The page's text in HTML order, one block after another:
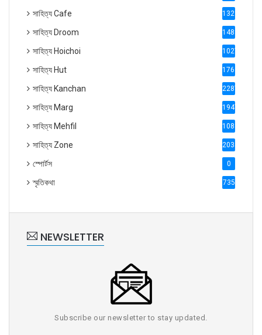
সাহিত্য Cafe 1321
সাহিত্য Droom 1488
সাহিত্য Hoichoi 1027
সাহিত্য Hut 1769
সাহিত্য Kanchan 2287
সাহিত্য Marg 1947
সাহিত্য Mehfil 1088
সাহিত্য Zone 2035
স্পোর্টস 0
স্মৃতিকথা 735
NEWSLETTER
Subscribe our newsletter to stay updated.